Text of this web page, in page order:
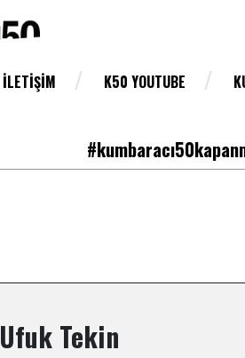
İLETIŞIM K50 YOUTUBE
Ufuk Tekin